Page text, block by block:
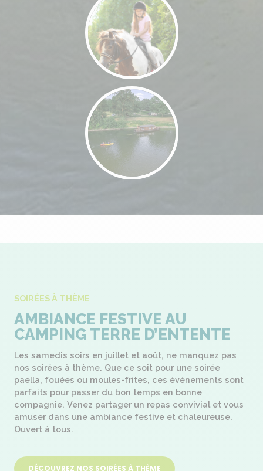
SOIRÉES À THÈME
AMBIANCE FESTIVE AU
CAMPING TERRE D’ENTENTE
Les samedis soirs en juillet et août, ne manquez pas
nos soirées à thème. Que ce soit pour une soirée
paella, fouées ou moules-frites, ces événements sont
parfaits pour passer du bon temps en bonne
compagnie. Venez partager un repas convivial et vous
amuser dans une ambiance festive et chaleureuse.
Ouvert à tous.
DÉCOUVREZ NOS SOIRÉES À THÈME